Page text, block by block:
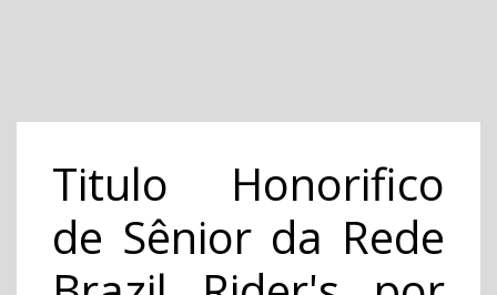
Titulo Honorifico
de Sênior da Rede